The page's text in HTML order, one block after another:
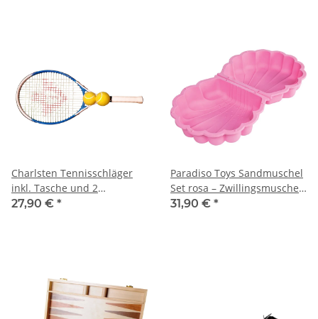
Charlsten Tennisschläger
inkl. Tasche und 2
Tennisbälle
27,90 € *
Paradiso Toys Sandmuschel
Set rosa – Zwillingsmuschel
als Sandkasten &
31,90 € *